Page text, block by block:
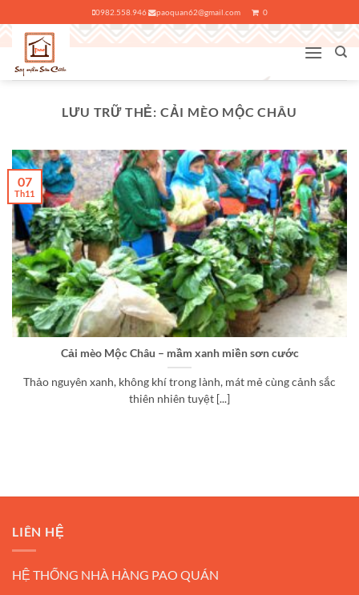
qua
nội
dung
0982.558.946 paoquan62@gmail.com 0
LƯU TRỮ THẺ: CẢI MÈO MỘC CHÂU
Cải mèo Mộc Châu – mầm xanh miền sơn cước
Thảo nguyên xanh, không khí trong lành, mát mẻ cùng cảnh sắc
thiên nhiên tuyệt [...]
07
Th11
LIÊN HỆ
HỆ THỐNG NHÀ HÀNG PAO QUÁN